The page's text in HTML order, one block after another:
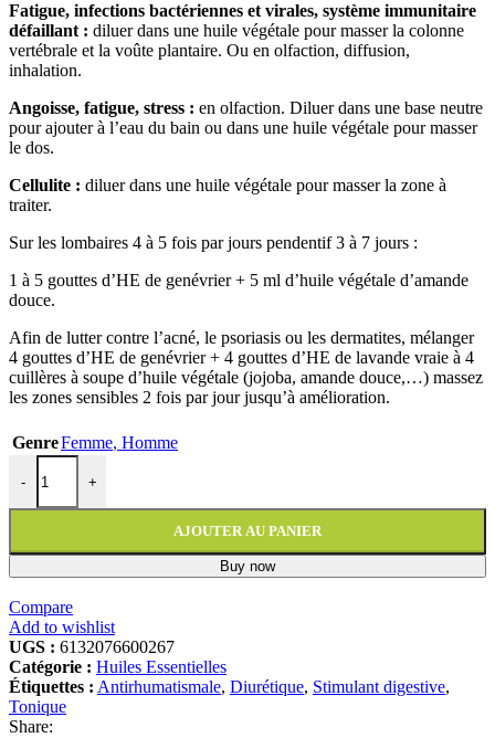
Fatigue, infections bactériennes et virales, système immunitaire
défaillant : diluer dans une huile végétale pour masser la colonne
vertébrale et la voûte plantaire. Ou en olfaction, diffusion,
inhalation.
Angoisse, fatigue, stress : en olfaction. Diluer dans une base neutre
pour ajouter à l’eau du bain ou dans une huile végétale pour masser
le dos.
Cellulite : diluer dans une huile végétale pour masser la zone à
traiter.
Sur les lombaires 4 à 5 fois par jours pendentif 3 à 7 jours :
1 à 5 gouttes d’HE de genévrier + 5 ml d’huile végétale d’amande
douce.
Afin de lutter contre l’acné, le psoriasis ou les dermatites, mélanger
4 gouttes d’HE de genévrier + 4 gouttes d’HE de lavande vraie à 4
cuillères à soupe d’huile végétale (jojoba, amande douce,…) massez
les zones sensibles 2 fois par jour jusqu’à amélioration.
GenreFemme, Homme
-
quantité de Huile Essentielle Genévrier 10ML
+
AJOUTER AU PANIER
Buy now
Compare
Add to wishlist
UGS : 6132076600267
Catégorie : Huiles Essentielles
Étiquettes : Antirhumatismale, Diurétique, Stimulant digestive,
Tonique
Share: